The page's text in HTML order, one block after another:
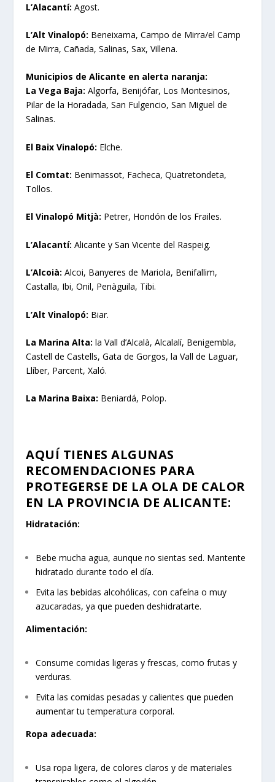
L’Alacantí: Agost.
L’Alt Vinalopó: Beneixama, Campo de Mirra/el Camp
de Mirra, Cañada, Salinas, Sax, Villena.
Municipios de Alicante en alerta naranja:
La Vega Baja: Algorfa, Benijófar, Los Montesinos,
Pilar de la Horadada, San Fulgencio, San Miguel de
Salinas.
El Baix Vinalopó: Elche.
El Comtat: Benimassot, Facheca, Quatretondeta,
Tollos.
El Vinalopó Mitjà: Petrer, Hondón de los Frailes.
L’Alacantí: Alicante y San Vicente del Raspeig.
L’Alcoià: Alcoi, Banyeres de Mariola, Benifallim,
Castalla, Ibi, Onil, Penàguila, Tibi.
L’Alt Vinalopó: Biar.
La Marina Alta: la Vall d’Alcalà, Alcalalí, Benigembla,
Castell de Castells, Gata de Gorgos, la Vall de Laguar,
Llíber, Parcent, Xaló.
La Marina Baixa: Beniardá, Polop.
AQUÍ TIENES ALGUNAS
RECOMENDACIONES PARA
PROTEGERSE DE LA OLA DE CALOR
EN LA PROVINCIA DE ALICANTE:
Hidratación:
Bebe mucha agua, aunque no sientas sed. Mantente
hidratado durante todo el día.
Evita las bebidas alcohólicas, con cafeína o muy
azucaradas, ya que pueden deshidratarte.
Alimentación:
Consume comidas ligeras y frescas, como frutas y
verduras.
Evita las comidas pesadas y calientes que pueden
aumentar tu temperatura corporal.
Ropa adecuada:
Usa ropa ligera, de colores claros y de materiales